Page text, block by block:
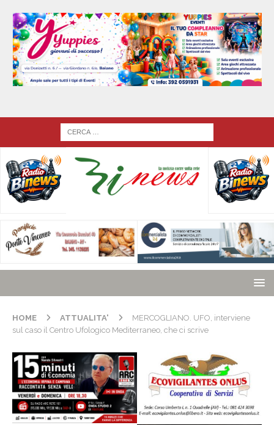
HOME ATTUALITA'
MERCOGLIANO. UFO, interviene
sul caso il Centro Ufologico Mediterraneo, che ci scrive